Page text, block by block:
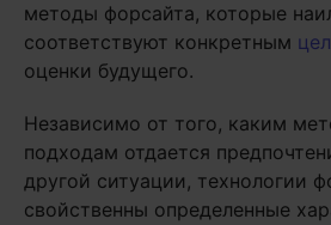
методы форсайта, которые
соответствуют конкретным
оценки будущего.
Независимо от того, каким
подходам отдается
другой ситуации, технологии
свойственны определенные